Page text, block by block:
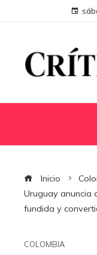
Inicio
Uruguay anuncia
fundida y
COLOMBIA